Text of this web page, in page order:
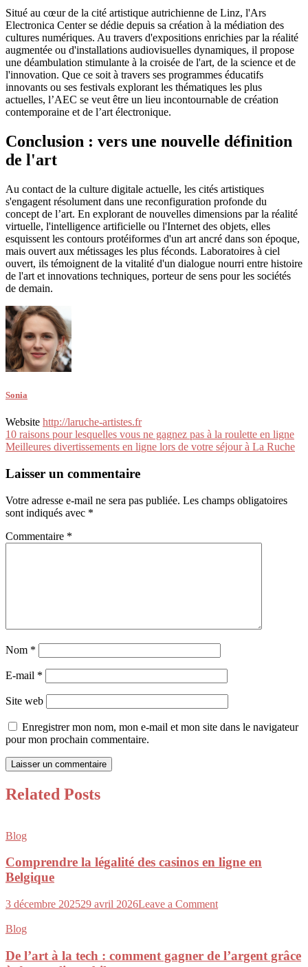
Situé au cœur de la cité artistique autrichienne de Linz, l'Ars
Electronica Center se dédie depuis sa création à la médiation des
cultures numériques. Au travers d'expositions enrichies par la réalité
augmentée ou d'installations audiovisuelles dynamiques, il propose
une déambulation stimulante à la croisée de l'art, de la science et de
l'innovation. Que ce soit à travers ses programmes éducatifs
innovants ou ses festivals explorant les thématiques les plus
actuelles, l’AEC se veut être un lieu incontournable de création
contemporaine et de l’art électronique.
Conclusion : vers une nouvelle définition
de l'art
Au contact de la culture digitale actuelle, les cités artistiques
s'engagent résolument dans une reconfiguration profonde du
concept de l’art. En explorant de nouvelles dimensions par la réalité
virtuelle, l'intelligence artificielle ou l'Internet des objets, elles
esquissent les contours protéiformes d'un art ancré dans son époque,
mais ouvert aux métissages les plus féconds. Laboratoires à ciel
ouvert, ils témoignent de la vitalité d'un dialogue nourri entre histoire
de l'art et innovations techniques, porteur de sens pour les sociétés
de demain.
Sonia
Website http://laruche-artistes.fr
Navigation
de
l’article
10 raisons pour lesquelles vous ne gagnez pas à la roulette en ligne
Meilleures divertissements en ligne lors de votre séjour à La Ruche
Laisser un commentaire
Votre adresse e-mail ne sera pas publiée. Les champs obligatoires
sont indiqués avec *
Commentaire *
Nom *
E-mail *
Site web
Enregistrer mon nom, mon e-mail et mon site dans le navigateur
pour mon prochain commentaire.
Related Posts
Blog
Comprendre la légalité des casinos en ligne en
Belgique
3 décembre 202529 avril 2026Leave a Commenton
des
Blog
De l’art à la tech : comment gagner de l’argent grâce